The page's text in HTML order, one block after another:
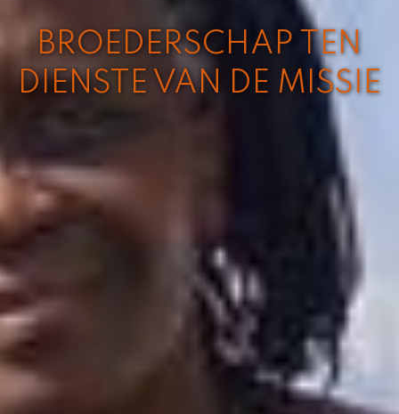
BROEDERSCHAP TEN
DIENSTE VAN DE MISSIE